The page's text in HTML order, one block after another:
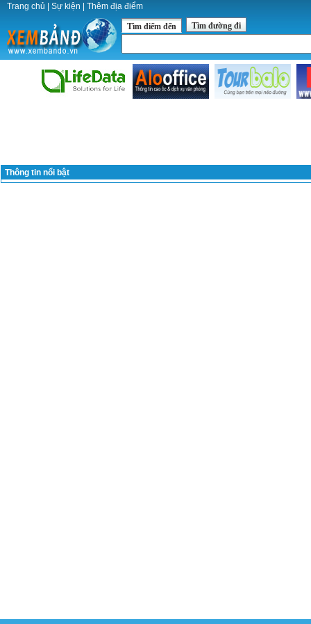
Trang chủ Sự kiện Thêm địa điểm
Tìm điểm đến Tìm đường đi
Thông tin nổi bật